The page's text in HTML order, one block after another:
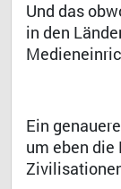
Und das
in den
Ein
um eben die